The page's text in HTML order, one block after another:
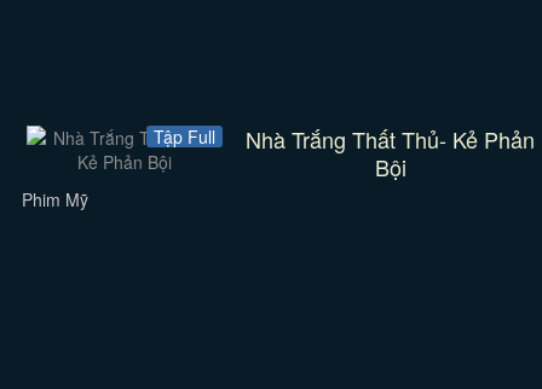
Tập Full
Nhà Trắng Thất Thủ- Kẻ Phản
Bội
Phim Mỹ